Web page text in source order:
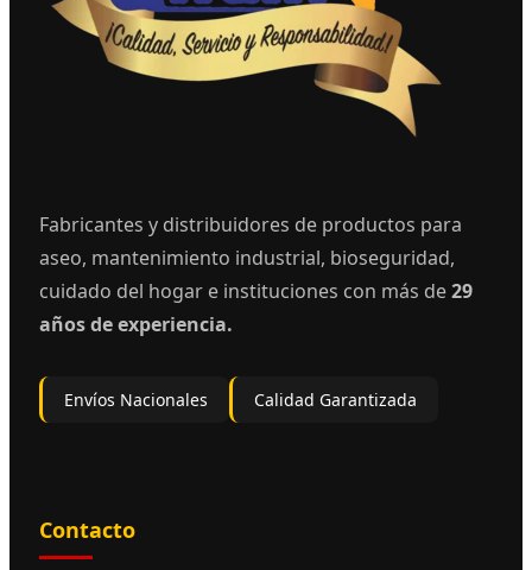
Fabricantes y distribuidores de productos para
aseo, mantenimiento industrial, bioseguridad,
cuidado del hogar e instituciones con más de29
años de experiencia.
Envíos Nacionales Calidad Garantizada
Contacto